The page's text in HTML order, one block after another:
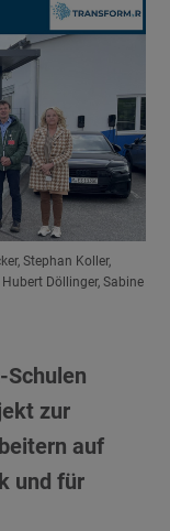
Stephan Koller,
Döllinger, Sabine
Schulen
zur
auf
und für